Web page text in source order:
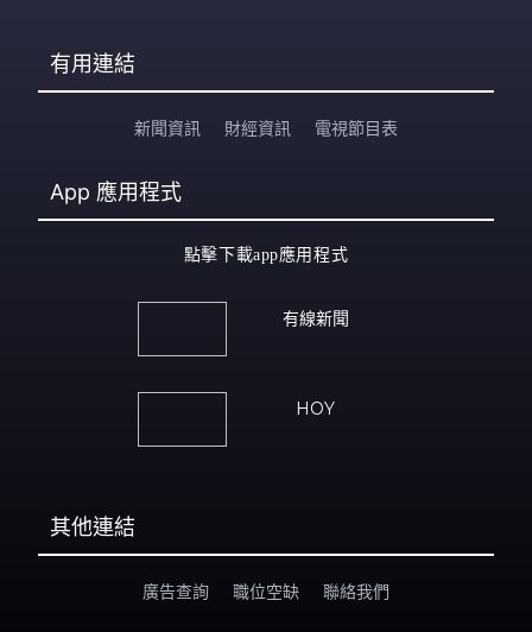
有用連結
新聞資訊 財經資訊 電視節目表
App 應用程式
點擊下載app應用程式
有線新聞
HOY
其他連結
廣告查詢 職位空缺 聯絡我們